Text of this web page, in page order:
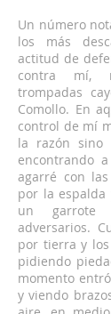
Un número
los más
actitud de
contra mí,
trompadas
Comollo. En
control de mí
la razón
encontrando
agarré con
por la
un garrote
adversarios.
por tierra y
pidiendo
momento
y viendo